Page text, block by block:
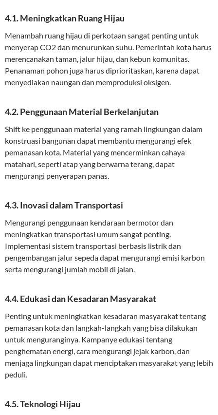
4.1. Meningkatkan Ruang Hijau
Menambah ruang hijau di perkotaan sangat penting untuk
menyerap CO2 dan menurunkan suhu. Pemerintah kota harus
merencanakan taman, jalur hijau, dan kebun komunitas.
Penanaman pohon juga harus diprioritaskan, karena dapat
menyediakan naungan dan memproduksi oksigen.
4.2. Penggunaan Material Berkelanjutan
Shift ke penggunaan material yang ramah lingkungan dalam
konstruasi bangunan dapat membantu mengurangi efek
pemanasan kota. Material yang mencerminkan cahaya
matahari, seperti atap yang berwarna terang, dapat
mengurangi penyerapan panas.
4.3. Inovasi dalam Transportasi
Mengurangi penggunaan kendaraan bermotor dan
meningkatkan transportasi umum sangat penting.
Implementasi sistem transportasi berbasis listrik dan
pengembangan jalur sepeda dapat mengurangi emisi karbon
serta mengurangi jumlah mobil di jalan.
4.4. Edukasi dan Kesadaran Masyarakat
Penting untuk meningkatkan kesadaran masyarakat tentang
pemanasan kota dan langkah-langkah yang bisa dilakukan
untuk menguranginya. Kampanye edukasi tentang
penghematan energi, cara mengurangi jejak karbon, dan
menjaga lingkungan dapat menciptakan masyarakat yang lebih
peduli.
4.5. Teknologi Hijau